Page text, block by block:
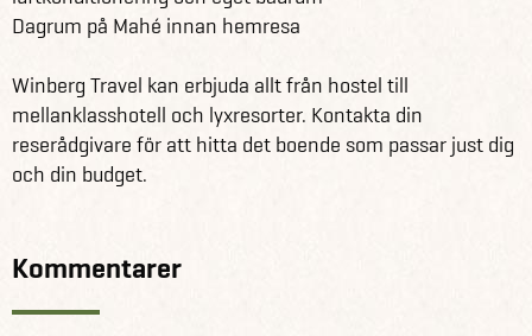
Dagrum på Mahé innan hemresa
Winberg Travel kan erbjuda allt från hostel till
mellanklasshotell och lyxresorter. Kontakta din
reserådgivare för att hitta det boende som passar just dig
och din budget.
Kommentarer